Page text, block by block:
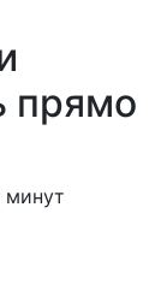
прямо
минут